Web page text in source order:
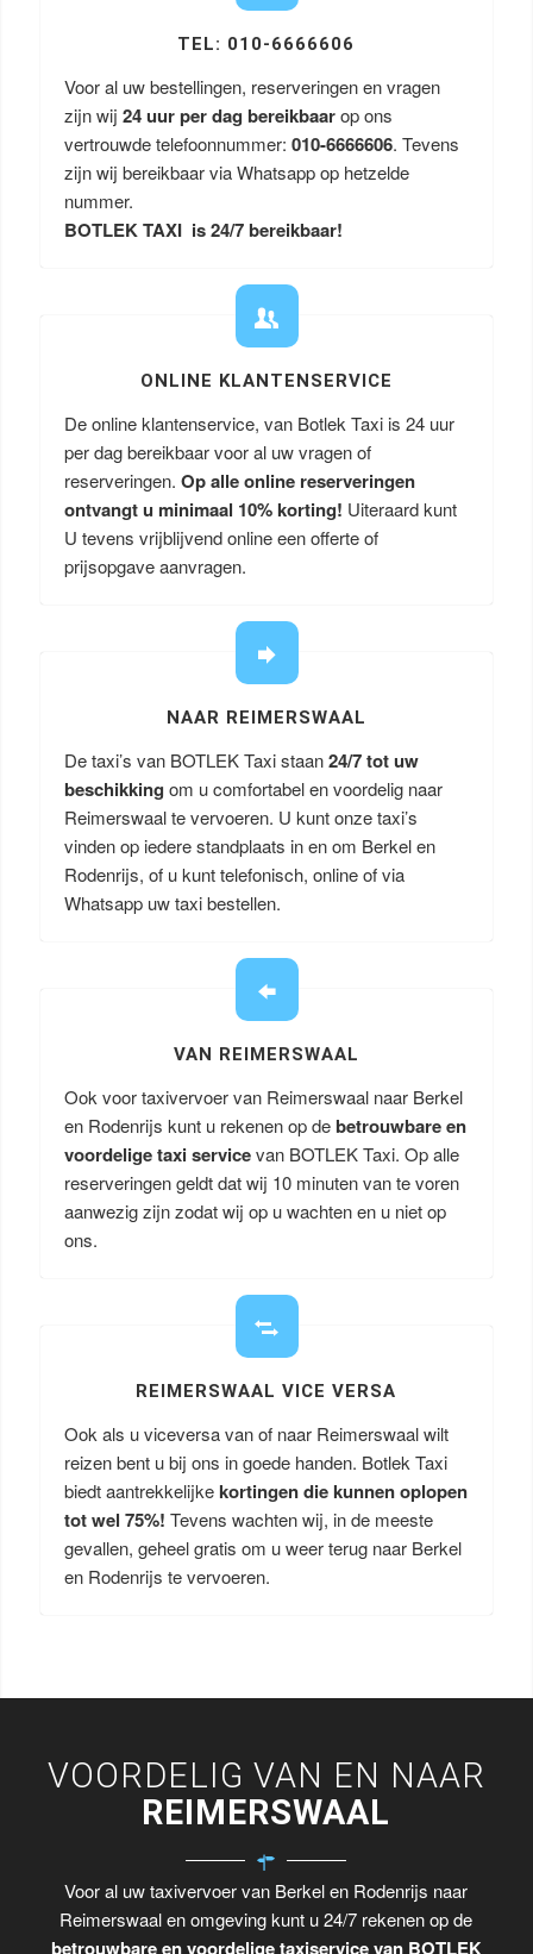
TEL: 010-6666606
Voor al uw bestellingen, reserveringen en vragen
zijn wij 24 uur per dag bereikbaarop ons
vertrouwde telefoonnummer: 010-6666606. Tevens
zijn wij bereikbaar via Whatsapp op hetzelde
nummer.
BOTLEK TAXI is 24/7 bereikbaar!
ONLINE KLANTENSERVICE
De online klantenservice, van Botlek Taxi is 24 uur
per dag bereikbaar voor al uw vragen of
reserveringen. Op alle online reserveringen
ontvangt u minimaal 10% korting! Uiteraard kunt
U tevens vrijblijvend online een offerte of
prijsopgave aanvragen.
NAAR REIMERSWAAL
De taxi’s van BOTLEK Taxi staan24/7 tot uw
beschikking om u comfortabel en voordelig naar
Reimerswaal te vervoeren. U kunt onze taxi’s
vinden op iedere standplaats in en om Berkel en
Rodenrijs, of u kunt telefonisch, online of via
Whatsapp uw taxi bestellen.
VAN REIMERSWAAL
Ook voor taxivervoer van Reimerswaal naar Berkel
en Rodenrijs kunt u rekenen op debetrouwbare en
voordelige taxi servicevan BOTLEK Taxi. Op alle
reserveringen geldt dat wij 10 minuten van te voren
aanwezig zijn zodat wij op u wachten en u niet op
ons.
REIMERSWAAL VICE VERSA
Ook als u viceversa van of naar Reimerswaal wilt
reizen bent u bij ons in goede handen. Botlek Taxi
biedt aantrekkelijkekortingen die kunnen oplopen
tot wel 75%! Tevens wachten wij, in de meeste
gevallen, geheel gratis om u weer terug naar Berkel
en Rodenrijs te vervoeren.
VOORDELIG VAN EN NAAR
REIMERSWAAL
Voor al uw taxivervoer van Berkel en Rodenrijs naar
Reimerswaal en omgeving kunt u 24/7 rekenen op de
betrouwbare en voordelige taxiservice van BOTLEK